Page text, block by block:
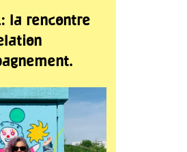
la rencontre